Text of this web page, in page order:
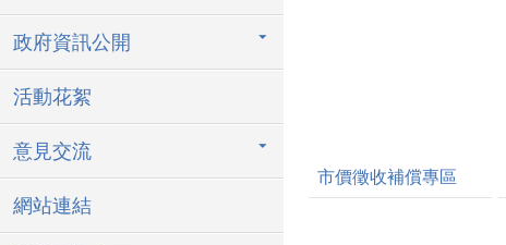
政府資訊公開
活動花絮
意見交流
網站連結
市價徵收補償專區